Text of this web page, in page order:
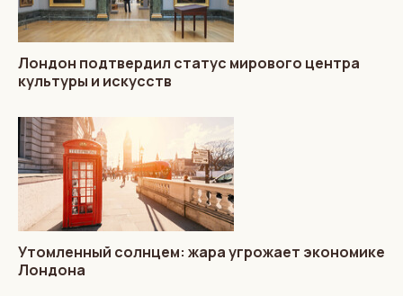
Лондон подтвердил статус мирового центра
культуры и искусств
Утомленный солнцем: жара угрожает экономике
Лондона